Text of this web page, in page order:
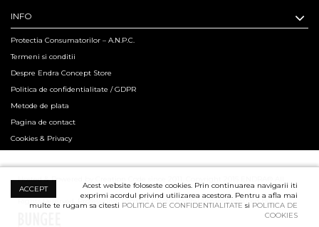
INFO
Protectia Consumatorilor – A.N.P.C.
Termeni si conditii
Despre Endra Concept Store
Politica de confidentialitate / GDPR
Metode de plata
Pagina de contact
Cookies & Privacy
Hosted & Powered by Creation Code since 2011. Copyright 2015 ENDRA® All
Rights Reserved. Professional Product Photography Services ensured by
ACCEPT
Acest website foloseste cookies. Prin continuarea navigarii iti
exprimi acordul privind utilizarea acestora. Pentru a afla mai
multe te rugam sa citesti POLITICA DE CONFIDENTIALITATE si POLITICA DE
COOKIES